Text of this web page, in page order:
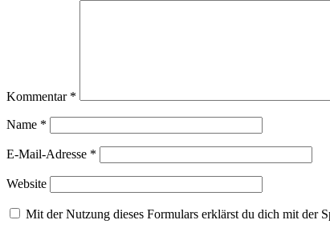
Kommentar *
Name *
E-Mail-Adresse *
Website
Mit der Nutzung dieses Formulars erklärst du dich mit der